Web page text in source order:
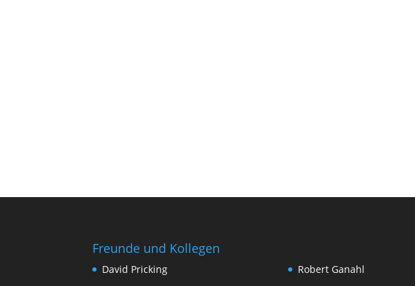
Freunde und Kollegen
David Pricking
Robert Ganahl